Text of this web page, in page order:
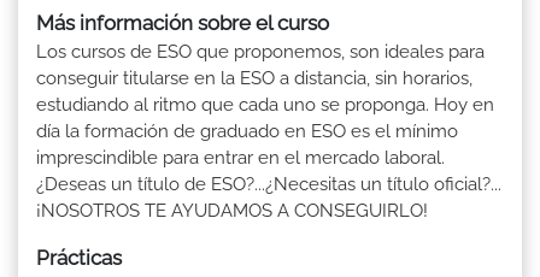
Más información sobre el curso
Los cursos de ESO que proponemos, son ideales para
conseguir titularse en la ESO a distancia, sin horarios,
estudiando al ritmo que cada uno se proponga. Hoy en
día la formación de graduado en ESO es el mínimo
imprescindible para entrar en el mercado laboral.
¿Deseas un título de ESO?...¿Necesitas un título oficial?...
¡NOSOTROS TE AYUDAMOS A CONSEGUIRLO!
Prácticas